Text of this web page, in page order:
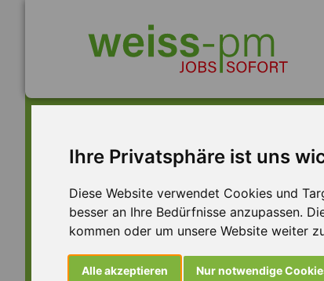
Ihre Privatsphäre ist uns
Diese Website verwendet Cookies und
besser an Ihre Bedürfnisse anzupassen.
kommen oder um unsere Website weiter
Alle akzeptieren Nur notwendige
Zuverlässige